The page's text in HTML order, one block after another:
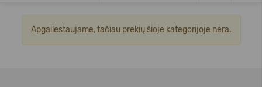
Apgailestaujame, tačiau prekių šioje kategorijoje nėra.